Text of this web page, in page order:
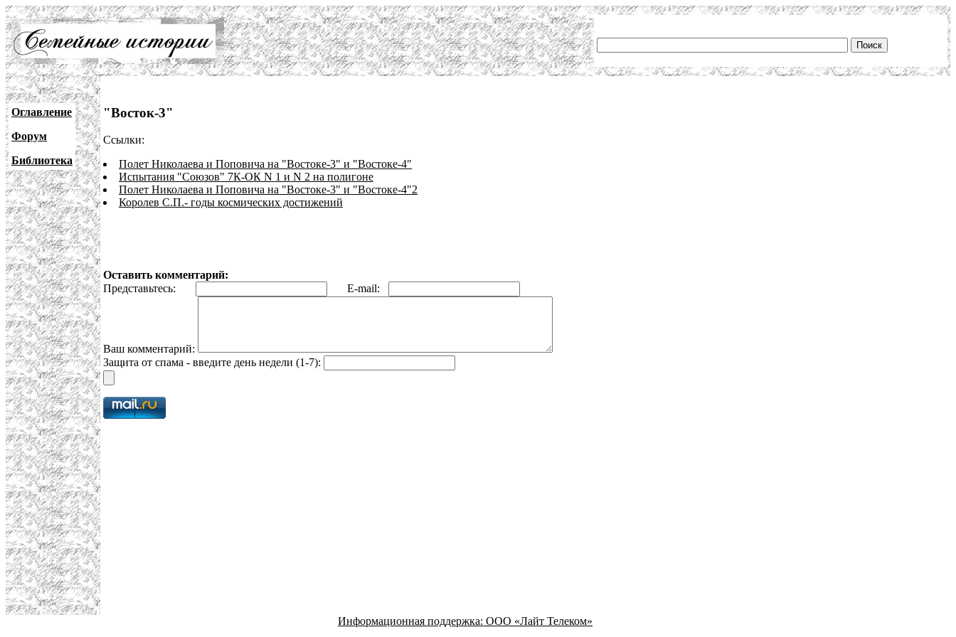
Оглавление
Форум
Библиотека
"Восток-3"
Ссылки:
Полет Николаева и Поповича на "Востоке-3" и "Востоке-4"
Испытания "Союзов" 7К-ОК N 1 и N 2 на полигоне
Полет Николаева и Поповича на "Востоке-3" и "Востоке-4"2
Королев С.П.- годы космических достижений
Оставить комментарий:
Представьтесь:
E-mail:
Ваш комментарий:
Защита от спама - введите день недели (1-7):
Информационная поддержка: ООО «Лайт Телеком»